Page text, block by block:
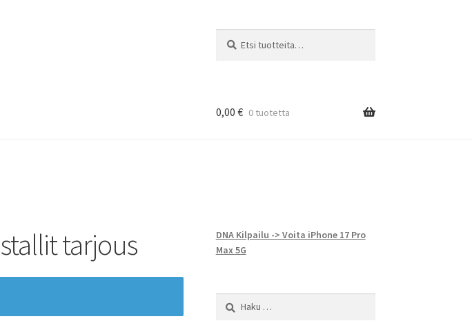
0,00 € 0 tuotetta
tarjous
DNA Kilpailu -> Voita iPhone 17 Pro
Max 5G
Haku: